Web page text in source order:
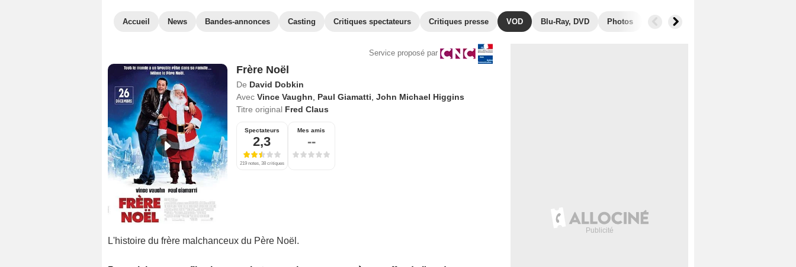
Accueil News Bandes-annonces Casting Critiques spectateurs Critiques presse VOD Blu-Ray, DVD Photos Secrets de tournage
Service proposé par
Frère Noël
De David Dobkin
Avec Vince Vaughn Paul Giamatti John Michael Higgins
Titre original Fred Claus
Spectateurs
2,3
219 notes, 38 critiques
Mes amis
--
L'histoire du frère malchanceux du Père Noël.